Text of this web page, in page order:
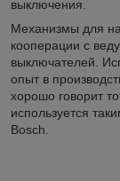
выключения.
Механизмы для
кооперации с
выключателей.
опыт в
хорошо говорит
используется
Bosch.